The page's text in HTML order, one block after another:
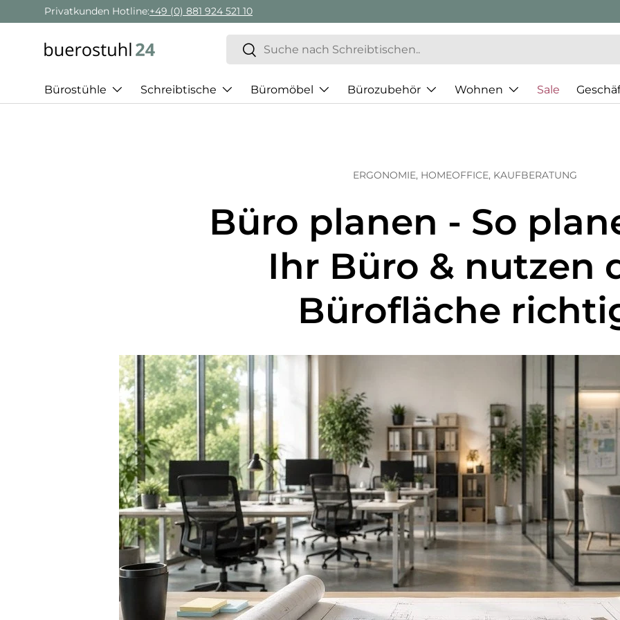
Direkt zum Inhalt
Privatkunden Hotline:+49 (0) 881 924 521 10
Suchen
Suchen
Bürostühle Schreibtische Büromöbel Bürozubehör Wohnen Sale
ERGONOMIE, HOMEOFFICE, KAUFBERATUNG
Büro planen - So
Ihr Büro & nutzen
Bürofläche